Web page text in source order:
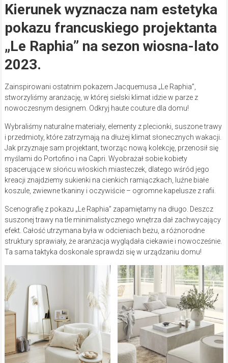
Kierunek wyznacza nam estetyka
pokazu francuskiego projektanta
„Le Raphia” na sezon wiosna-lato
2023.
Zainspirowani ostatnim pokazem Jacquemusa „Le Raphia”,
stworzyliśmy aranżację, w której sielski klimat idzie w parze z
nowoczesnym designem. Odkryj haute couture dla domu!
Wybraliśmy naturalne materiały, elementy z plecionki, suszone trawy
i przedmioty, które zatrzymają na dłużej klimat słonecznych wakacji.
Jak przyznaje sam projektant, tworząc nową kolekcję, przenosił się
myślami do Portofino i na Capri. Wyobrażał sobie kobiety
spacerujące w słońcu włoskich miasteczek, dlatego wśród jego
kreacji znajdziemy sukienki na cienkich ramiączkach, luźne białe
koszule, zwiewne tkaniny i oczywiście – ogromne kapelusze z rafii.
Scenografię z pokazu „Le Raphia” zapamiętamy na długo. Deszcz
suszonej trawy na tle minimalistycznego wnętrza dał zachwycający
efekt. Całość utrzymana była w odcieniach beżu, a różnorodne
struktury sprawiały, że aranżacja wyglądała ciekawie i nowocześnie.
Ta sama taktyka doskonale sprawdzi się w urządzaniu domu!